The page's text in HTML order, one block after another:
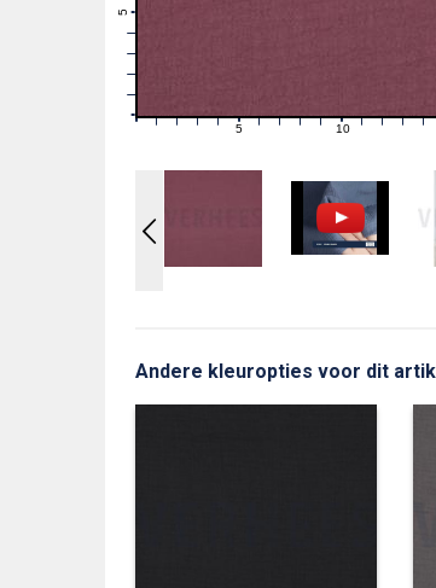
1 2 3 4 6 7 8 9 11 12 13 14
Andere kleuropties voor dit